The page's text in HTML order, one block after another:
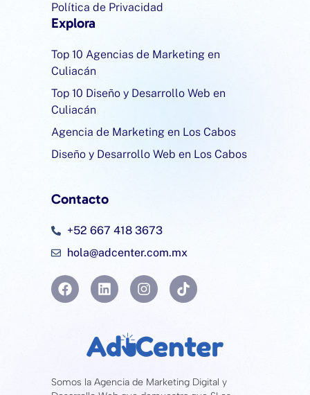
Somos la Agencia de Marketing Digital y
Política de Privacidad
Explora
Top 10 Agencias de Marketing en
Culiacán
Top 10 Diseño y Desarrollo Web en
Culiacán
Agencia de Marketing en Los Cabos
Diseño y Desarrollo Web en Los Cabos
Contacto
+52 667 418 3673
hola@adcenter.com.mx